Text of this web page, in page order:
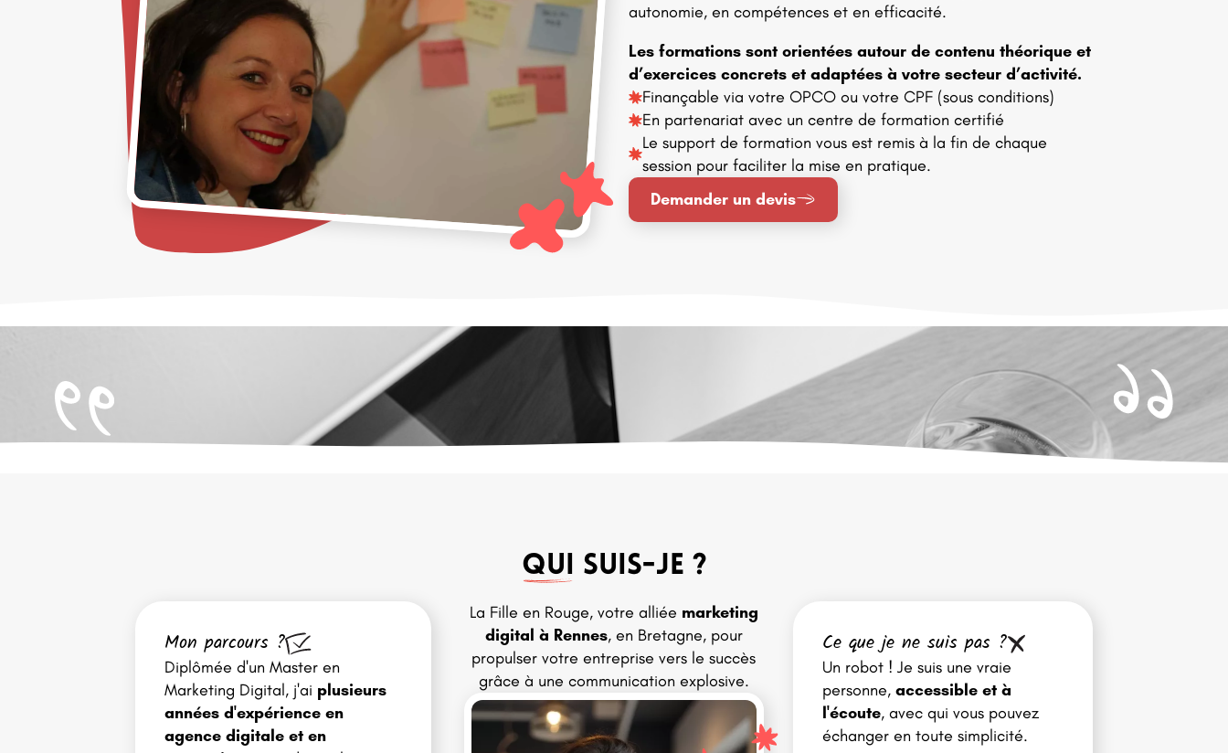
autonomie, en compétences et en efficacité.
Les formations sont orientées autour de contenu théorique et
d’exercices concrets et adaptées à votre secteur d’activité.
Finançable via votre OPCO ou votre CPF (sous conditions)
En partenariat avec un centre de formation certifié
Le support de formation vous est remis à la fin de chaque
session pour faciliter la mise en pratique.
Demander un devis
Qui suis-je ?
Mon parcours ?
Diplômée d'un Master en
Marketing Digital, j'ai plusieurs
années d'expérience en
agence digitale et en
La Fille en Rouge, votre alliée marketing
digital à Rennes, en Bretagne, pour
propulser votre entreprise vers le succès
grâce à une communication explosive.
Ce que je ne suis pas ?
Un robot ! Je suis une vraie
personne,accessible et à
l'écoute, avec qui vous pouvez
échanger en toute simplicité.